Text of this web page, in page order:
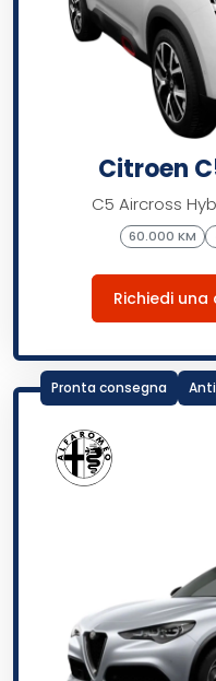
Citroen
C5 Aircross
60.000 KM
Richiedi
Pronta consegna